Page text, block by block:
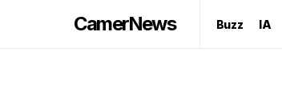
CamerNews Buzz IA